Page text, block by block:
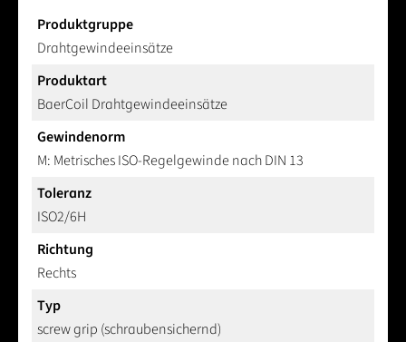
Produktgruppe
Drahtgewindeeinsätze
Produktart
BaerCoil Drahtgewindeeinsätze
Gewindenorm
M: Metrisches ISO-Regelgewinde nach DIN 13
Toleranz
ISO2/6H
Richtung
Rechts
Typ
screw grip (schraubensichernd)